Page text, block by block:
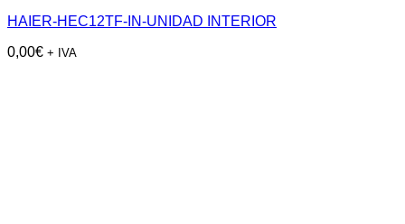
HAIER-HEC12TF-IN-UNIDAD INTERIOR
0,00€ + IVA